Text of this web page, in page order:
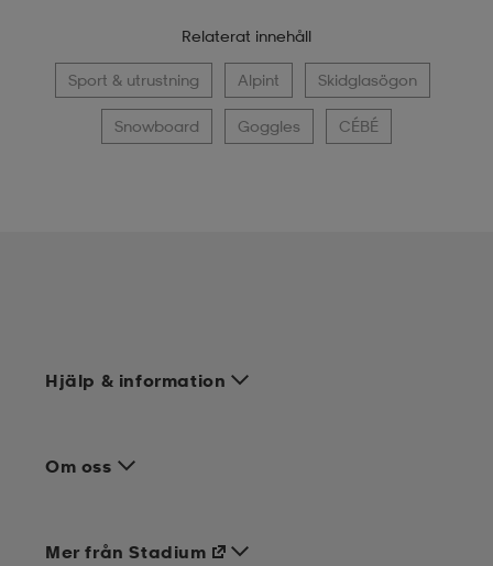
Relaterat innehåll
Sport & utrustning Alpint Skidglasögon
Snowboard Goggles CÉBÉ
Hjälp & information
Om oss
Mer från Stadium